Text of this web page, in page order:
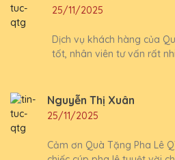
25/11/2025
Dịch vụ khách hàng của
tốt, nhân viên tư vấn rất
Nguyễn Thị Xuân
25/11/2025
Cảm ơn Quà Tặng Pha Lê